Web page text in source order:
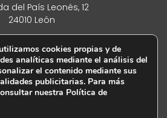
del País Leonés, 12
24010 León
cookies propias y de
analíticas mediante el análisis del
el contenido mediante sus
publicitarias. Para más
nuestra Política de